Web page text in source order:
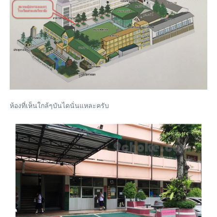
ห้องที่เห็นใกล้ๆบันไดนั่นแหละครับ